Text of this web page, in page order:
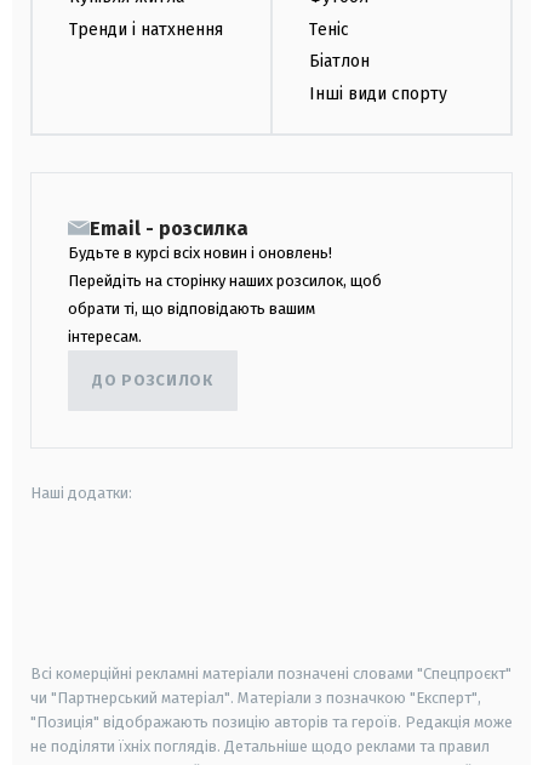
Тренди і натхнення
Теніс
Біатлон
Інші види спорту
Email - розсилка
Будьте в курсі всіх новин і оновлень!
Перейдіть на сторінку наших розсилок, щоб
обрати ті, що відповідають вашим
інтересам.
ДО РОЗСИЛОК
Наші додатки:
Всі комерційні рекламні матеріали позначені словами "Спецпроєкт"
чи "Партнерський матеріал". Матеріали з позначкою "Експерт",
"Позиція" відображають позицію авторів та героїв. Редакція може
не поділяти їхніх поглядів. Детальніше щодо реклами та правил